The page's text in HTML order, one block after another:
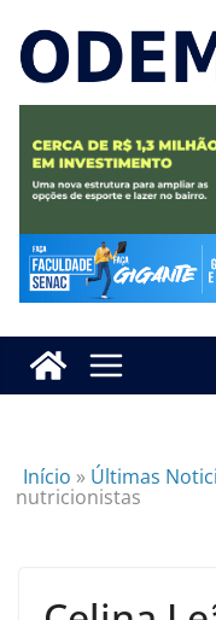
Início » Últimas
nutricionistas